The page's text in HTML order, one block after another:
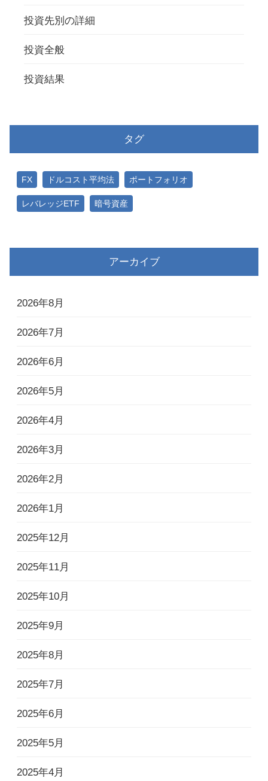
投資先別の詳細
投資全般
投資結果
タグ
FX ドルコスト平均法 ポートフォリオ
レバレッジETF 暗号資産
アーカイブ
2026年8月
2026年7月
2026年6月
2026年5月
2026年4月
2026年3月
2026年2月
2026年1月
2025年12月
2025年11月
2025年10月
2025年9月
2025年8月
2025年7月
2025年6月
2025年5月
2025年4月